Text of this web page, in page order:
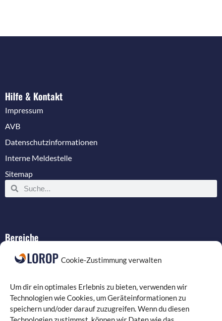
Cookie-Zustimmung verwalten
Um dir ein optimales Erlebnis zu bieten, verwenden wir
Technologien wie Cookies, um Geräteinformationen zu
speichern und/oder darauf zuzugreifen. Wenn du diesen
Bereiche
Verkabelung
Compliance
Programmierung
Hilfe & Kontakt
Impressum
AVB
Datenschutzinformationen
Interne Meldestelle
Sitemap